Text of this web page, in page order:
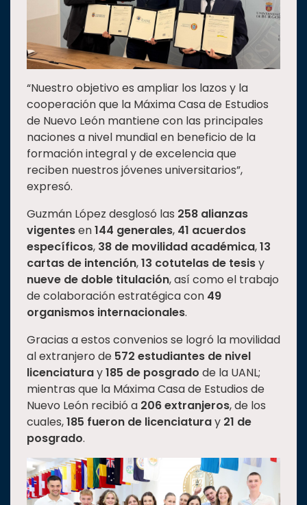
Nacional
“Nuestro objetivo es ampliar los lazos y la
cooperación que la Máxima Casa de Estudios
de Nuevo León mantiene con las principales
naciones a nivel mundial en beneficio de la
formación integral y de excelencia que
reciben nuestros jóvenes universitarios”,
expresó.
Guzmán López desglosó las 258 alianzas
vigentesen144 generales, 41 acuerdos
específicos, 38 de movilidad académica,13
cartas de intención,13 cotutelas de tesisy
nueve de doble titulación, así como el trabajo
de colaboración estratégica con 49
organismos internacionales.
Gracias a estos convenios se logró la movilidad
al extranjero de 572 estudiantes de nivel
licenciaturay185 de posgrado de la UANL;
mientras que la Máxima Casa de Estudios de
Nuevo León recibió a 206 extranjeros, de los
cuales,185 fueron de licenciaturay 21 de
posgrado.